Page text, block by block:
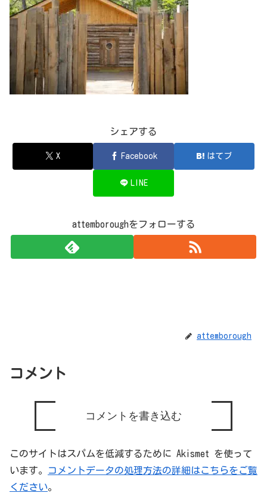
シェアする
X Facebook はてブ
LINE
attemboroughをフォローする
attemborough
コメント
コメントを書き込む
このサイトはスパムを低減するために Akismet を使って
います。
コメントデータの処理方法の詳細はこちらをご覧
ください。